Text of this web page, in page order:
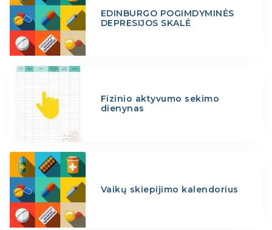
EDINBURGO POGIMDYMINĖS
DEPRESIJOS SKALĖ
Fizinio aktyvumo sekimo
dienynas
Vaikų skiepijimo kalendorius